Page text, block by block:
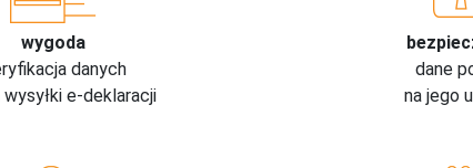
wygoda
danych
e-deklaracji
dane
na jego